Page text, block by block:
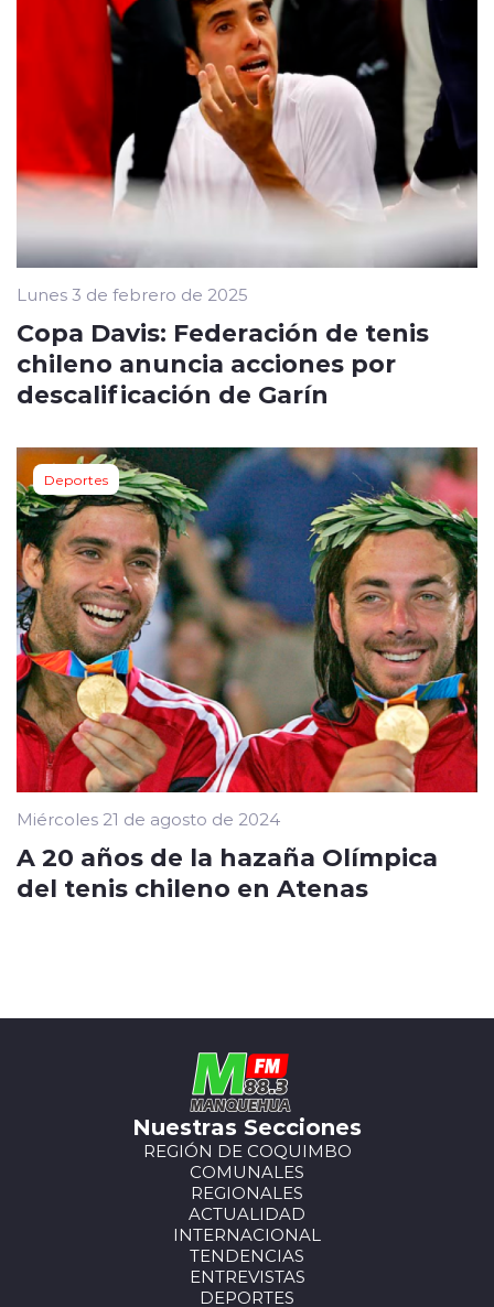
Lunes 3 de febrero de 2025
Copa Davis: Federación de tenis
chileno anuncia acciones por
descalificación de Garín
Deportes
Miércoles 21 de agosto de 2024
A 20 años de la hazaña Olímpica
del tenis chileno en Atenas
Nuestras Secciones
REGIÓN DE COQUIMBO
COMUNALES
REGIONALES
ACTUALIDAD
INTERNACIONAL
TENDENCIAS
ENTREVISTAS
DEPORTES